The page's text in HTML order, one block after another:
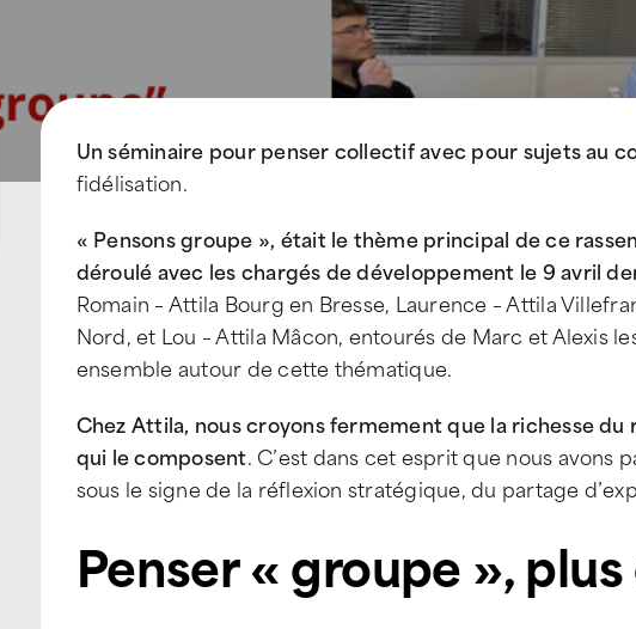
Un séminaire pour penser collectif avec pour sujets au
fidélisation.
« Pensons groupe », était le thème principal de ce
déroulé avec les chargés de développement le 9 avril
Romain – Attila Bourg en Bresse, Laurence – Attila
Nord, et Lou – Attila Mâcon, entourés de Marc et Alexis
ensemble autour de cette thématique.
Chez Attila, nous croyons fermement que la richesse
qui le composent. C’est dans cet esprit que nous
sous le signe de la réflexion stratégique, du partage
Penser « groupe »,